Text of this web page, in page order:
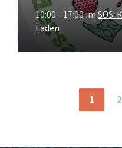
10:00 - 17:00imSOS-
Laden
BEITRAGSNAVIGATION
1 2